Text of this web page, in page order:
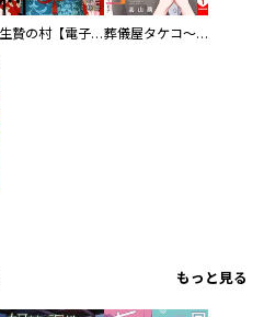
生贄の村【電子単行本版】 葬儀屋タケコ～あなたの最期、叶えます【電子単行本版】
もっと見る